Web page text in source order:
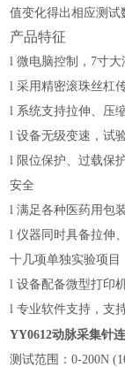
值变化得出相应测试
产品特征
l微电脑控制 ， 7寸
l采用精密滚珠丝杠
l 系统支持拉伸、压
l设备无级变速，试
l 限位保护、过载保
安全
l满足各种医药用包
l仪器同时具备拉伸
十几项单独实验项目
l设备配备微型打印
l专业软件支持，支
YY0612动脉采集针
测试范围：0-200N (